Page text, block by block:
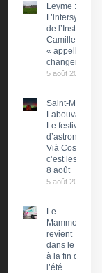
Leyme :
de l’Institut
Camille Miret
« appelle à du
changement »
5 août 2026
Saint-Martin-
Labouval :
Le festival
d’astronomie
Vià Cosmos,
c’est les 7 et
8 août
5 août 2026
Le
Mammobile
revient
dans le Lot
à la fin de
l’été